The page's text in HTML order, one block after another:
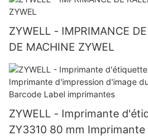
BT
ZYWELL - IMPRIMANCE
DE MACHINE ZYWEL
ZYWELL - Imprimante
ZY3310 80 mm